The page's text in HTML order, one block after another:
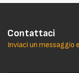
Contattaci
Inviaci un messaggio